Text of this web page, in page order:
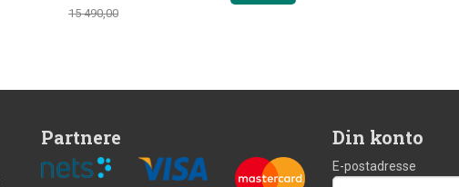
15 490,00
Partnere Din konto
E-postadresse